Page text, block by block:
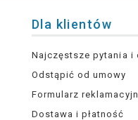
Dla klientów
Najczęstsze pytania i
Odstąpić od umowy
Formularz
Dostawa i płatność